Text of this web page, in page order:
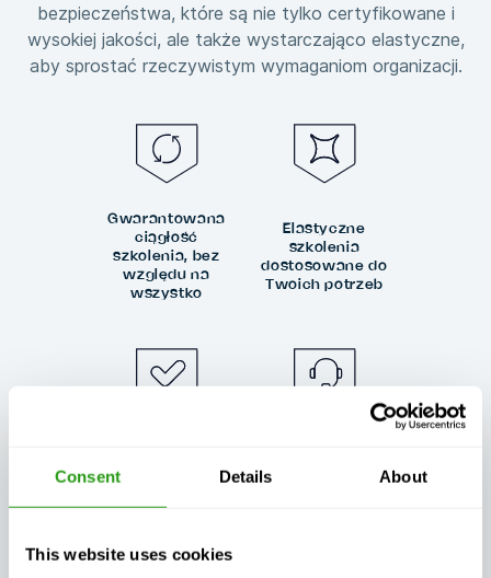
Consent Details About
This website uses cookies
bezpieczeństwa, które są nie tylko certyfikowane i
wysokiej jakości, ale także wystarczająco elastyczne,
aby sprostać rzeczywistym wymaganiom organizacji.
Gwarantowana
ciągłość
szkolenia, bez
względu na
wszystko
Elastyczne
szkolenia
dostosowane do
Twoich potrzeb
zawsze jakość
w dzień i w nocy